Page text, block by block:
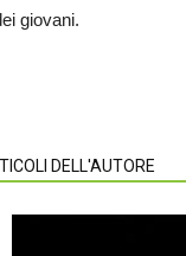
giovani.
DELL'AUTORE